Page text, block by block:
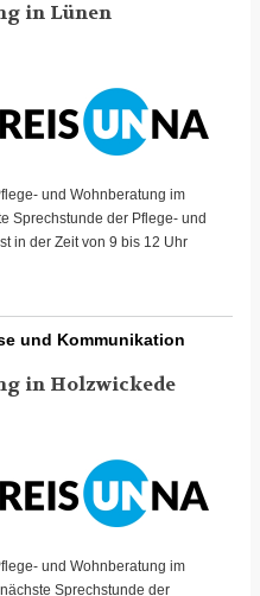
in Lünen
und Wohnberatung im
Sprechstunde der Pflege- und
in der Zeit von 9 bis 12 Uhr
und Kommunikation
in Holzwickede
und Wohnberatung im
Sprechstunde der